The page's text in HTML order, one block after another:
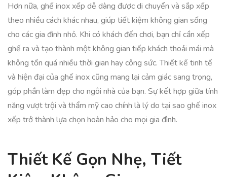
Hơn nữa, ghế inox xếp dễ dàng được di chuyển và sắp xếp
theo nhiều cách khác nhau, giúp tiết kiệm không gian sống
cho các gia đình nhỏ. Khi có khách đến chơi, bạn chỉ cần xếp
ghế ra và tạo thành một không gian tiếp khách thoải mái mà
không tốn quá nhiều thời gian hay công sức. Thiết kế tinh tế
và hiện đại của ghế inox cũng mang lại cảm giác sang trọng,
góp phần làm đẹp cho ngôi nhà của bạn. Sự kết hợp giữa tính
năng vượt trội và thẩm mỹ cao chính là lý do tại sao ghế inox
xếp trở thành lựa chọn hoàn hảo cho mọi gia đình.
Thiết Kế Gọn Nhẹ, Tiết